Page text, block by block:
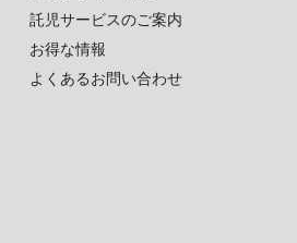
託児サービスのご案内
お得な情報
よくあるお問い合わせ